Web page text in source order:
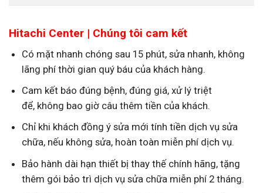
Hitachi Center | Chúng tôi cam kết
Có mặt nhanh chóng sau 15 phút, sửa nhanh, không
lãng phí thời gian quý báu của khách hàng.
Cam kết báo đúng bệnh, đúng giá, xử lý triệt
để, không bao giờ câu thêm tiền của khách.
Chỉ khi khách đồng ý sửa mới tính tiền dịch vụ sửa
chữa, nếu không sửa, hoàn toàn miễn phí dịch vụ.
Bảo hành dài hạn thiết bị thay thế chính hãng, tặng
thêm gói bảo trì dịch vụ sửa chữa miễn phí 2 tháng.